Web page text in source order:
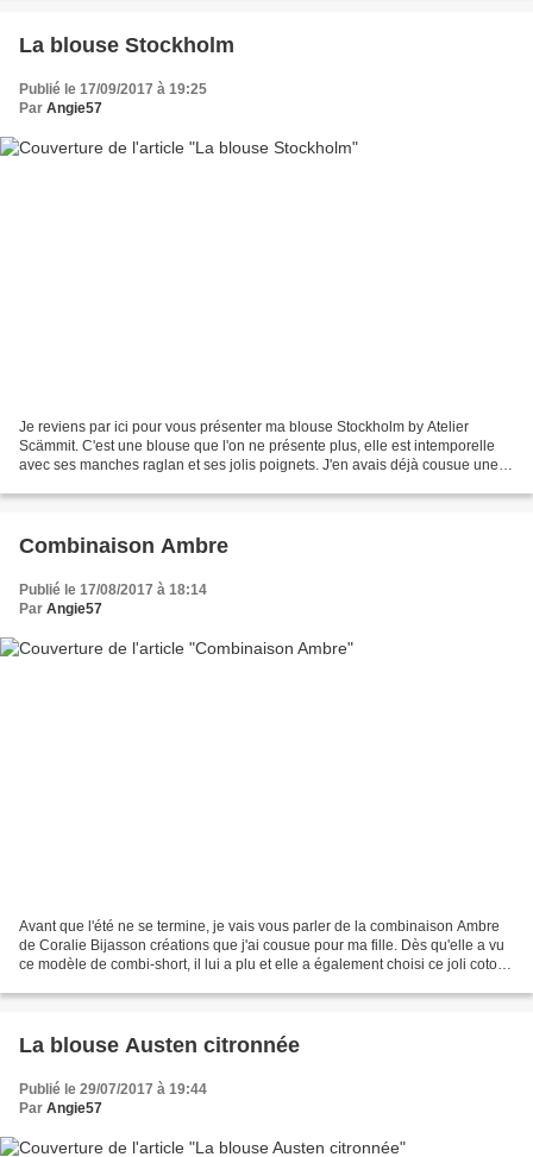
La blouse Stockholm
Publié le 17/09/2017 à 19:25
Par Angie57
Je reviens par ici pour vous présenter ma blouse Stockholm by Atelier
Scämmit. C'est une blouse que l'on ne présente plus, elle est intemporelle
avec ses manches raglan et ses jolis poignets. J'en avais déjà cousue une
Combinaison Ambre
Publié le 17/08/2017 à 18:14
Par Angie57
Avant que l'été ne se termine, je vais vous parler de la combinaison Ambre
de Coralie Bijasson créations que j'ai cousue pour ma fille. Dès qu'elle a vu
ce modèle de combi-short, il lui a plu et elle a également choisi ce joli coton
La blouse Austen citronnée
Publié le 29/07/2017 à 19:44
Par Angie57